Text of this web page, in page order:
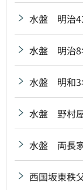
水盤 明治
水盤 明治8
水盤 明和3
水盤 野村
水盤 両長
西国坂東秩